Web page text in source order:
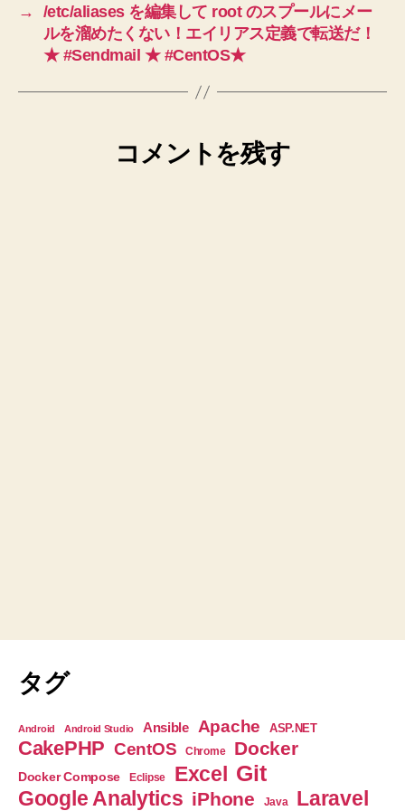
→
/etc/aliases を編集して root のスプールにメー
ルを溜めたくない！エイリアス定義で転送だ！
★ #Sendmail ★ #CentOS★
コメントを残す
タグ
Android Android Studio Ansible Apache ASP.NET
CakePHP CentOS Chrome Docker
Docker Compose Eclipse Excel Git
Google Analytics iPhone Java Laravel